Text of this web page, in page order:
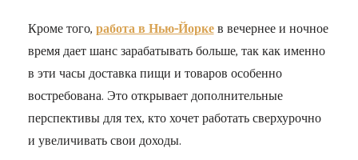
Кроме того,работа в Нью-Йоркев вечернее и ночное
время дает шанс зарабатывать больше, так как именно
в эти часы доставка пищи и товаров особенно
востребована. Это открывает дополнительные
перспективы для тех, кто хочет работать сверхурочно
и увеличивать свои доходы.